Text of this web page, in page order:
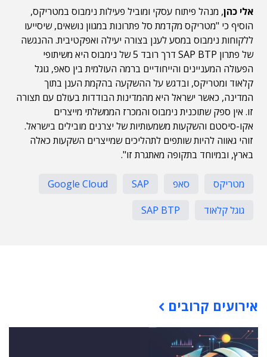
אלי כהן, מנהל פיתוח עסקי ומוביל פעילות נימבוס במטריקס,
הוסיף כי "מטריקס מקדמת סל פתרונות במגוון נושאים, שיסייעו
ללקוחות נימבוס במסע לענן בצורה יעילה ואפקטיבית. ההנגשה
של פתרון SAP BTP דרך רובד 5 של נימבוס היא משיתופי
הפעולה המעניינים והייחודיים ברמה העולמית בין סאפ, גוגל
קלאוד ומטריקס, ובדגש על ההשקעה בהקמת הענן בתוך
המדינה, כאשר ישראל היא מהמדינות הבודדות בעולם עם תצורה
זו. אין ספק שתוכנית נימבוס והמכרז הממשלתי מייצרים
אקו-סיסטם והשקעות משמעותיות של יצרנים מובילים בישראל.
זוהי גאווה להיות שותפים לתהליכים שמייצרים השקעות כאלה
בארץ, ובמיוחד בתקופה מאתגרת זו".
מטריקס סאפ SAP
Google Cloud
גוגל קלאוד
SAP BTP
אירועים קרובים